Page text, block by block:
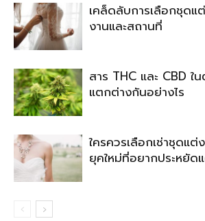
เคล็ดลับการเลือกชุดแ
งานและสถานที่
สาร THC และ CBD ใ
แตกต่างกันอย่างไร
ใครควรเลือกเช่าชุดแต่
ยุคใหม่ที่อยากประหยัด